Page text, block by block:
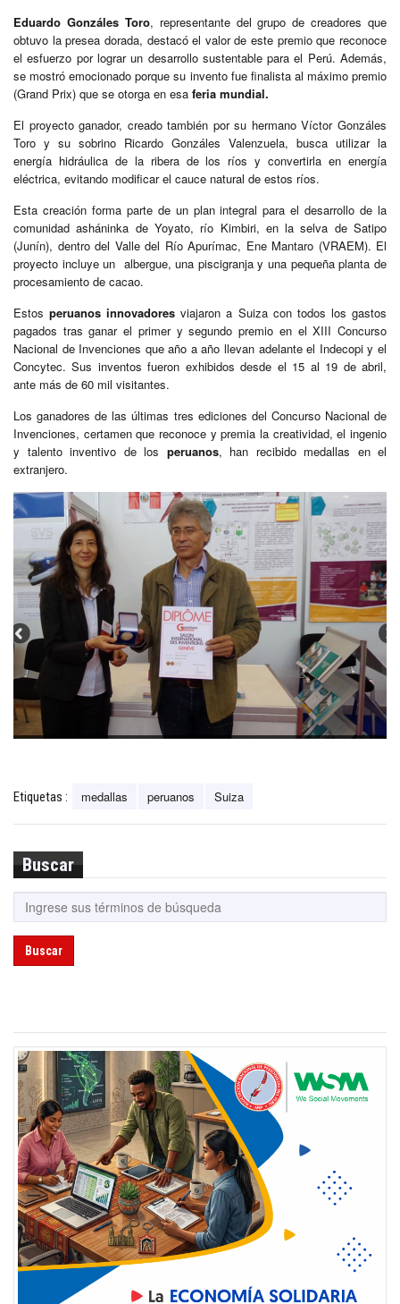
Eduardo Gonzáles Toro, representante del grupo de creadores que
obtuvo la presea dorada, destacó el valor de este premio que reconoce
el esfuerzo por lograr un desarrollo sustentable para el Perú. Además,
se mostró emocionado porque su invento fue finalista al máximo premio
(Grand Prix) que se otorga en esa feria mundial.
El proyecto ganador, creado también por su hermano Víctor Gonzáles
Toro y su sobrino Ricardo Gonzáles Valenzuela, busca utilizar la
energía hidráulica de la ribera de los ríos y convertirla en energía
eléctrica, evitando modificar el cauce natural de estos ríos.
Esta creación forma parte de un plan integral para el desarrollo de la
comunidad asháninka de Yoyato, río Kimbiri, en la selva de Satipo
(Junín), dentro del Valle del Río Apurímac, Ene Mantaro (VRAEM). El
proyecto incluye un albergue, una piscigranja y una pequeña planta de
procesamiento de cacao.
Estosperuanos innovadores viajaron a Suiza con todos los gastos
pagados tras ganar el primer y segundo premio en el XIII Concurso
Nacional de Invenciones que año a año llevan adelante el Indecopi y el
Concytec. Sus inventos fueron exhibidos desde el 15 al 19 de abril,
ante más de 60 mil visitantes.
Los ganadores de las últimas tres ediciones del Concurso Nacional de
Invenciones, certamen que reconoce y premia la creatividad, el ingenio
y talento inventivo de los peruanos, han recibido medallas en el
extranjero.
Etiquetas : medallas peruanos Suiza
Buscar
Buscar